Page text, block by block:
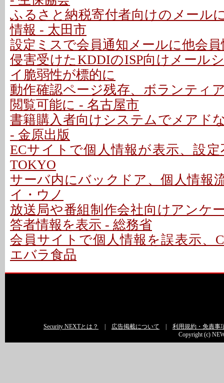
ふるさと納税寄付者向けのメール
情報 - 太田市
設定ミスで会員通知メールに他会
侵害受けたKDDIのISP向けメール
イ脆弱性が標的に
動作確認ページ残存、ボランティ
閲覧可能に - 名古屋市
書籍購入者向けシステムでメアド
- 金原出版
ECサイトで個人情報が表示、設定
TOKYO
サーバ内にバックドア、個人情報
イ・ウノ
放送局や番組制作会社向けアンケ
答者情報を表示 - 総務省
会員サイトで個人情報を誤表示、
エバラ食品
Security NEXTとは？ 広告掲載について
利用規約・免責事
Copyright (c)